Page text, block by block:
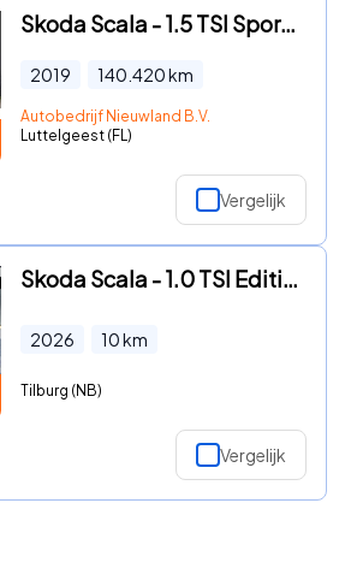
Skoda Scala - 1.5 TSI Sport Business wegklapbare trekhaak, stoelverwarming
2019 140.420km
Autobedrijf Nieuwland B.V.
Luttelgeest (FL)
Vergelijk
Skoda Scala - 1.0 TSI Edition | Automaat | Parkeersensoren | Getint Glas |
2026 10km
Tilburg (NB)
Vergelijk